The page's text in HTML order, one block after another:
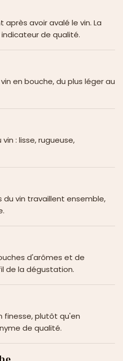
avoir avalé le vin. La
de qualité.
en bouche, du plus léger au
: lisse, rugueuse,
vin travaillent ensemble,
d'arômes et de
de la dégustation.
finesse, plutôt qu'en
de qualité.